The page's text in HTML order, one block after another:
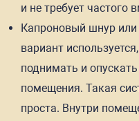
и не требует частого
Капроновый шнур или
вариант
поднимать и
помещения. Такая
проста. Внутри